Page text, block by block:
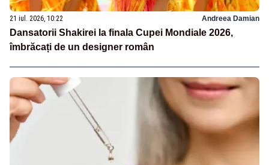
21 iul. 2026, 10:22 Andreea Damian
Dansatorii Shakirei la finala Cupei Mondiale 2026,
îmbrăcați de un designer român